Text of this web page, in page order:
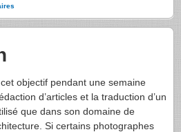
cet objectif pendant une semaine
d’articles et la traduction d’un
que dans son domaine de
Si certains photographes